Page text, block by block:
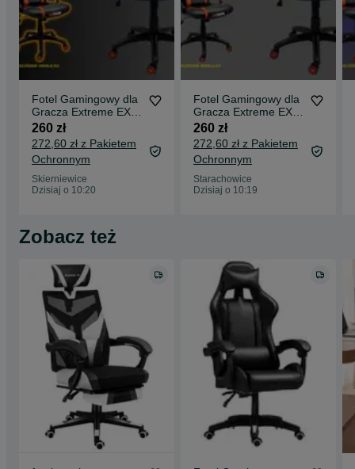
Fotel Gamingowy dla
Gracza Extreme EX
Black/Orange
260 zł
272,60 zł z Pakietem
Ochronnym
Skierniewice
Dzisiaj o 10:20
Fotel Gamingowy dla
Gracza Extreme EX
Black/Orange
260 zł
272,60 zł z Pakietem
Ochronnym
Starachowice
Dzisiaj o 10:19
Zobacz też